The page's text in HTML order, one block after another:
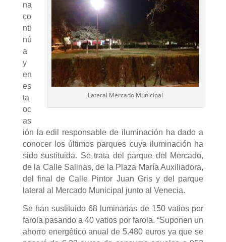
Lateral Mercado Municipal
na
co
nti
nú
a
y
en
es
ta
oc
as
ión la edil responsable de iluminación ha dado a
conocer los últimos parques cuya iluminación ha
sido sustituida. Se trata del parque del Mercado,
de la Calle Salinas, de la Plaza María Auxiliadora,
del final de Calle Pintor Juan Gris y del parque
lateral al Mercado Municipal junto al Venecia.
Se han sustituido 68 luminarias de 150 vatios por
farola pasando a 40 vatios por farola. “Suponen un
ahorro energético anual de 5.480 euros ya que se